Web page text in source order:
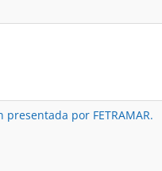
por FETRAMAR.